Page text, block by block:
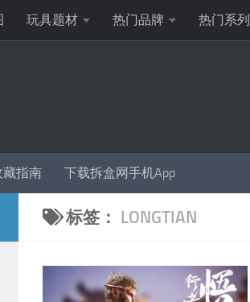
玩具题材 热门品牌 热门系列
藏指南 下载拆盒网手机App
标签： LONGTIAN